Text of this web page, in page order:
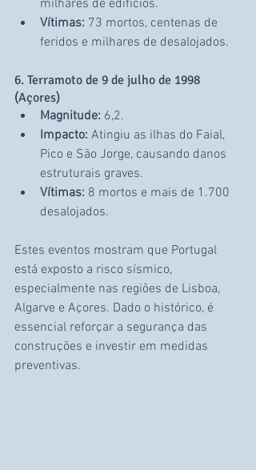
milhares de edifícios.
Vítimas: 73 mortos, centenas de
feridos e milhares de desalojados.
6. Terramoto de 9 de julho de 1998
(Açores)
Magnitude: 6,2.
Impacto: Atingiu as ilhas do Faial,
Pico e São Jorge, causando danos
estruturais graves.
Vítimas: 8 mortos e mais de 1.700
desalojados.
Estes eventos mostram que Portugal
está exposto a risco sísmico,
especialmente nas regiões de Lisboa,
Algarve e Açores. Dado o histórico, é
essencial reforçar a segurança das
construções e investir em medidas
preventivas.